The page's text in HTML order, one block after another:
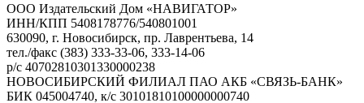
ООО Издательский Дом «НАВИГАТОР»
ИНН/КПП 5408178776/540801001
630090, г. Новосибирск, пр. Лаврентьева, 14
тел./факс (383) 333-33-06, 333-14-06
р/с 40702810301330000238
НОВОСИБИРСКИЙ ФИЛИАЛ ПАО АКБ «СВЯЗЬ-БАНК»
БИК 045004740, к/с 30101810100000000740